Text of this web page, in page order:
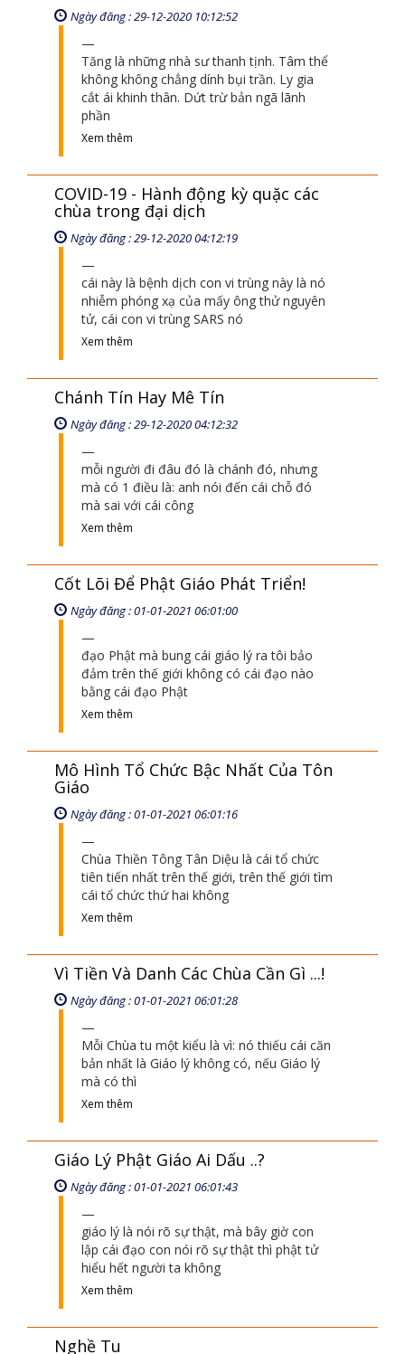
Ngày đăng : 29-12-2020 10:12:52
Tăng là những nhà sư thanh tịnh. Tâm thể
không không chẳng dính bụi trần. Ly gia
cắt ái khinh thân. Dứt trừ bản ngã lãnh
phần
Xem thêm
COVID-19 - Hành động kỳ quặc các
chùa trong đại dịch
Ngày đăng : 29-12-2020 04:12:19
cái này là bệnh dịch con vi trùng này là nó
nhiễm phóng xạ của mấy ông thử nguyên
tử, cái con vi trùng SARS nó
Xem thêm
Chánh Tín Hay Mê Tín
Ngày đăng : 29-12-2020 04:12:32
mỗi người đi đâu đó là chánh đó, nhưng
mà có 1 điều là: anh nói đến cái chỗ đó
mà sai với cái công
Xem thêm
Cốt Lõi Để Phật Giáo Phát Triển!
Ngày đăng : 01-01-2021 06:01:00
đạo Phật mà bung cái giáo lý ra tôi bảo
đảm trên thế giới không có cái đạo nào
bằng cái đạo Phật
Xem thêm
Mô Hình Tổ Chức Bậc Nhất Của Tôn
Giáo
Ngày đăng : 01-01-2021 06:01:16
Chùa Thiền Tông Tân Diệu là cái tổ chức
tiên tiến nhất trên thế giới, trên thế giới tìm
cái tổ chức thứ hai không
Xem thêm
Vì Tiền Và Danh Các Chùa Cần Gì ...!
Ngày đăng : 01-01-2021 06:01:28
Mỗi Chùa tu một kiểu là vì: nó thiếu cái căn
bản nhất là Giáo lý không có, nếu Giáo lý
mà có thì
Xem thêm
Giáo Lý Phật Giáo Ai Dấu ..?
Ngày đăng : 01-01-2021 06:01:43
giáo lý là nói rõ sự thật, mà bây giờ con
lập cái đạo con nói rõ sự thật thì phật tử
hiểu hết người ta không
Xem thêm
Nghề Tu